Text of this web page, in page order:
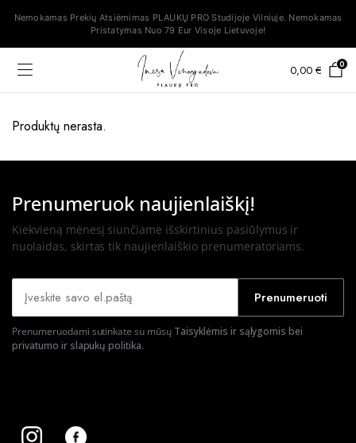
Nemokamas Prekių Atsiėmimas PLAUKŲ PRO Studijoje Vilniuje. Nemokamas
Pristatymas Nuo 79 Eur Visoje Lietuvoje!
0,00 € 0
Produktų nerasta.
Prenumeruok naujienlaiškį!
Kiekvieną mėnesį siunčiame išskirtinius pasiūlymus ir
nuolaidas, skirtas tik naujienlaiškio prenumeratoriams.
Prenumeruoti
Prenumeruodami sutinkate su mūsų Taisyklėmis ir sąlygomis bei
privatumo ir slapukų politika.